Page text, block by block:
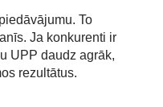
To
Ja konkurenti ir
UPP daudz agrāk,
rezultātus.